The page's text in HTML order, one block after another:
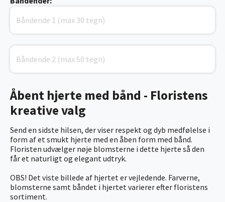
Åbent hjerte med bånd - Floristens
kreative valg
Send en sidste hilsen, der viser respekt og dyb medfølelse i
form af et smukt hjerte med en åben form med bånd.
Floristen udvælger nøje blomsterne i dette hjerte så den
får et naturligt og elegant udtryk.
OBS! Det viste billede af hjertet er vejledende. Farverne,
blomsterne samt båndet i hjertet varierer efter floristens
sortiment.